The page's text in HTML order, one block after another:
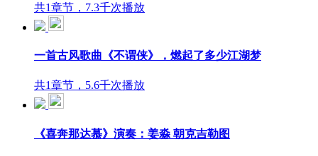
共1章节，7.3千次播放
一首古风歌曲《不谓侠》，燃起了多少江湖梦
共1章节，5.6千次播放
《喜奔那达慕》演奏：姜淼 朝克吉勒图